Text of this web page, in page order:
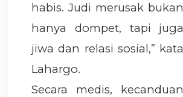
habis. Judi merusak bukan
hanya dompet, tapi juga
jiwa dan relasi sosial,” kata
Lahargo.
Secara medis, kecanduan